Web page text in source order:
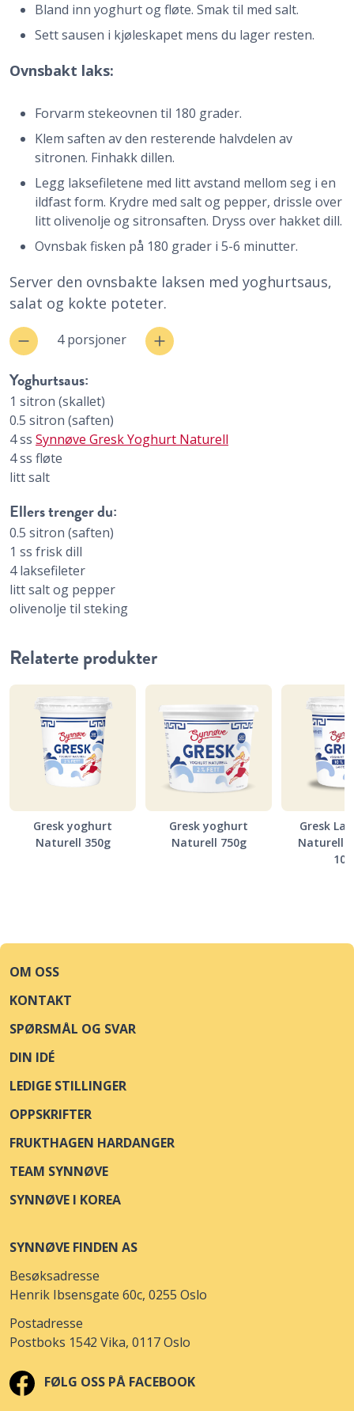
Bland inn yoghurt og fløte. Smak til med salt.
Sett sausen i kjøleskapet mens du lager resten.
Ovnsbakt laks:
Forvarm stekeovnen til 180 grader.
Klem saften av den resterende halvdelen av
sitronen. Finhakk dillen.
Legg laksefiletene med litt avstand mellom seg i en
ildfast form. Krydre med salt og pepper, drissle over
litt olivenolje og sitronsaften. Dryss over hakket dill.
Ovnsbak fisken på 180 grader i 5-6 minutter.
Server den ovnsbakte laksen med yoghurtsaus,
salat og kokte poteter.
4 porsjoner
Yoghurtsaus:
1 sitron (skallet)
0.5 sitron (saften)
4ss Synnøve Gresk Yoghurt Naturell
4ss fløte
litt salt
Ellers trenger du:
0.5 sitron (saften)
1 ss frisk dill
4 laksefileter
litt salt og pepper
olivenolje til steking
Relaterte produkter
Gresk yoghurt
Naturell 350g
Gresk yoghurt
Naturell 750g
Gresk
Naturell
OM OSS
KONTAKT
SPØRSMÅL OG SVAR
DIN IDÉ
LEDIGE STILLINGER
OPPSKRIFTER
FRUKTHAGEN HARDANGER
TEAM SYNNØVE
SYNNØVE I KOREA
SYNNØVE FINDEN AS
Besøksadresse
Henrik Ibsensgate 60c, 0255 Oslo
Postadresse
Postboks 1542 Vika, 0117 Oslo
FØLG OSS PÅ FACEBOOK